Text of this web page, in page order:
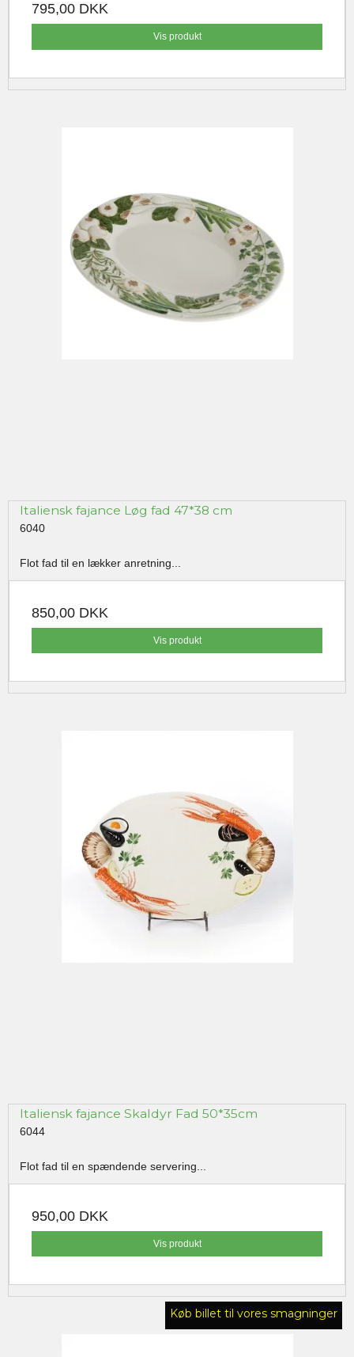
795,00 DKK
Vis produkt
Italiensk fajance Løg fad 47*38 cm
6040
Flot fad til en lækker anretning...
850,00 DKK
Vis produkt
Italiensk fajance Skaldyr Fad 50*35cm
6044
Flot fad til en spændende servering...
950,00 DKK
Vis produkt
Køb billet til vores smagninger